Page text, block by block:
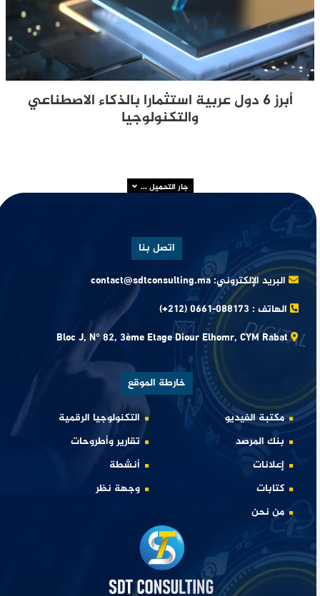
أبرز 6 دول عربية استثمارا بالذكاء الاصطناعي
والتكنولوجيا
جار التحميل ...
اتصل بنا
البريد الإلكتروني:contact@sdtconsulting.ma
الهاتف : (+212) 0661-088173
Bloc J, N° 82, 3ème Etage Diour Elhomr, CYM Rabat
خارطة الموقع
مكتبة الفيديو
التكنولوجيا الرقمية
بنك المرصد
تقارير وأطروحات
إعلانات
أنشطة
كتابات
وجهة نظر
من نحن